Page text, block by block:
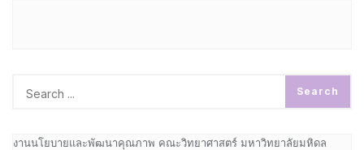
งานนโยบายและพัฒนาคุณภาพ คณะวิทยาศาสตร์ มหาวิทยาลัยมหิดล